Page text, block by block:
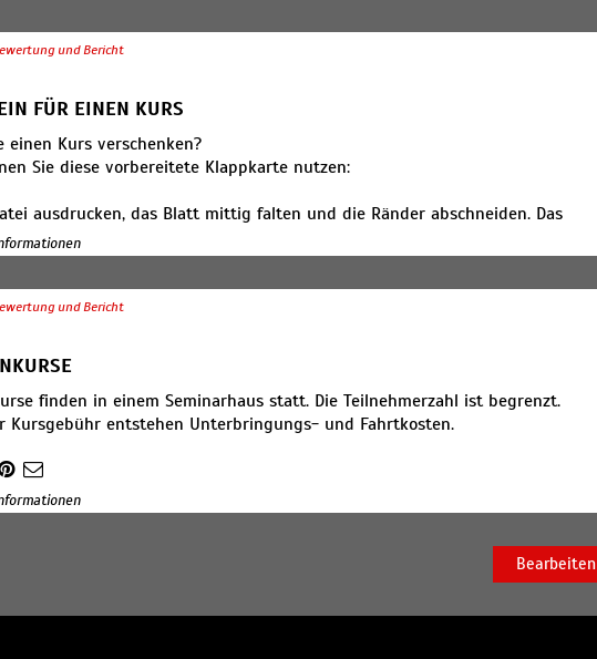
und Bericht
FÜR EINEN KURS
einen Kurs verschenken?
Sie diese vorbereitete Klappkarte nutzen:
ausdrucken, das Blatt mittig falten und die Ränder abschneiden. Das
Sie für Ihren persönlichen Gruß nutzen. Gültig ist der Gutschein
in Verbindung mit dem Zahlungsbeleg über die Kursgebühr.
und Bericht
finden in einem Seminarhaus statt. Die Teilnehmerzahl ist begrenzt.
Kursgebühr entstehen Unterbringungs- und Fahrtkosten.
Bearbeiten